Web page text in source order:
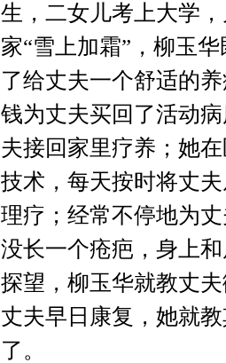
生，二女儿考上大学
家“雪上加霜”，柳玉
了给丈夫一个舒适的
钱为丈夫买回了活动
夫接回家里疗养；她
技术，每天按时将丈
理疗；经常不停地为
没长一个疮疤，身上
探望，柳玉华就教丈
丈夫早日康复，她就
了。